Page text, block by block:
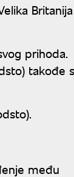
Britanija
prihoda.
takođe
među